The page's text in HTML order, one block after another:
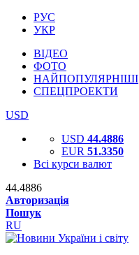
РУС
УКР
ВІДЕО
ФОТО
НАЙПОПУЛЯРНІШІ
СПЕЦПРОЕКТИ
USD
USD 44.4886
EUR 51.3350
Всі курси валют
44.4886
Авторизація
Пошук
RU